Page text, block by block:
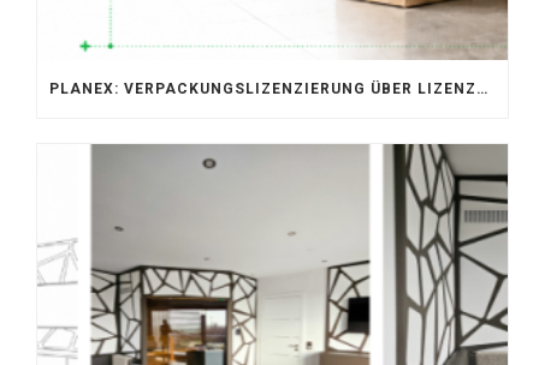
PLANEX: VERPACKUNGSLIZENZIERUNG ÜBER LIZENZERO & LUCID 2026